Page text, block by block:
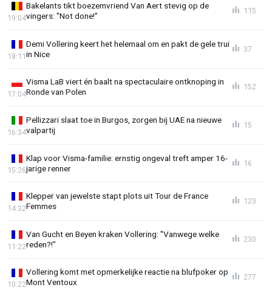
Bakelants tikt boezemvriend Van Aert stevig op de
vingers: "Not done!"
19:04
115
Demi Vollering keert het helemaal om en pakt de gele trui
in Nice
18:11
37
Visma LaB viert én baalt na spectaculaire ontknoping in
Ronde van Polen
17:04
152
Pellizzari slaat toe in Burgos, zorgen bij UAE na nieuwe
valpartij
16:34
15
Klap voor Visma-familie: ernstig ongeval treft amper 16-
jarige renner
15:26
16
Klepper van jewelste stapt plots uit Tour de France
Femmes
14:32
123
Van Gucht en Beyen kraken Vollering: "Vanwege welke
reden?!"
11:22
230
Vollering komt met opmerkelijke reactie na blufpoker op
Mont Ventoux
10:22
277